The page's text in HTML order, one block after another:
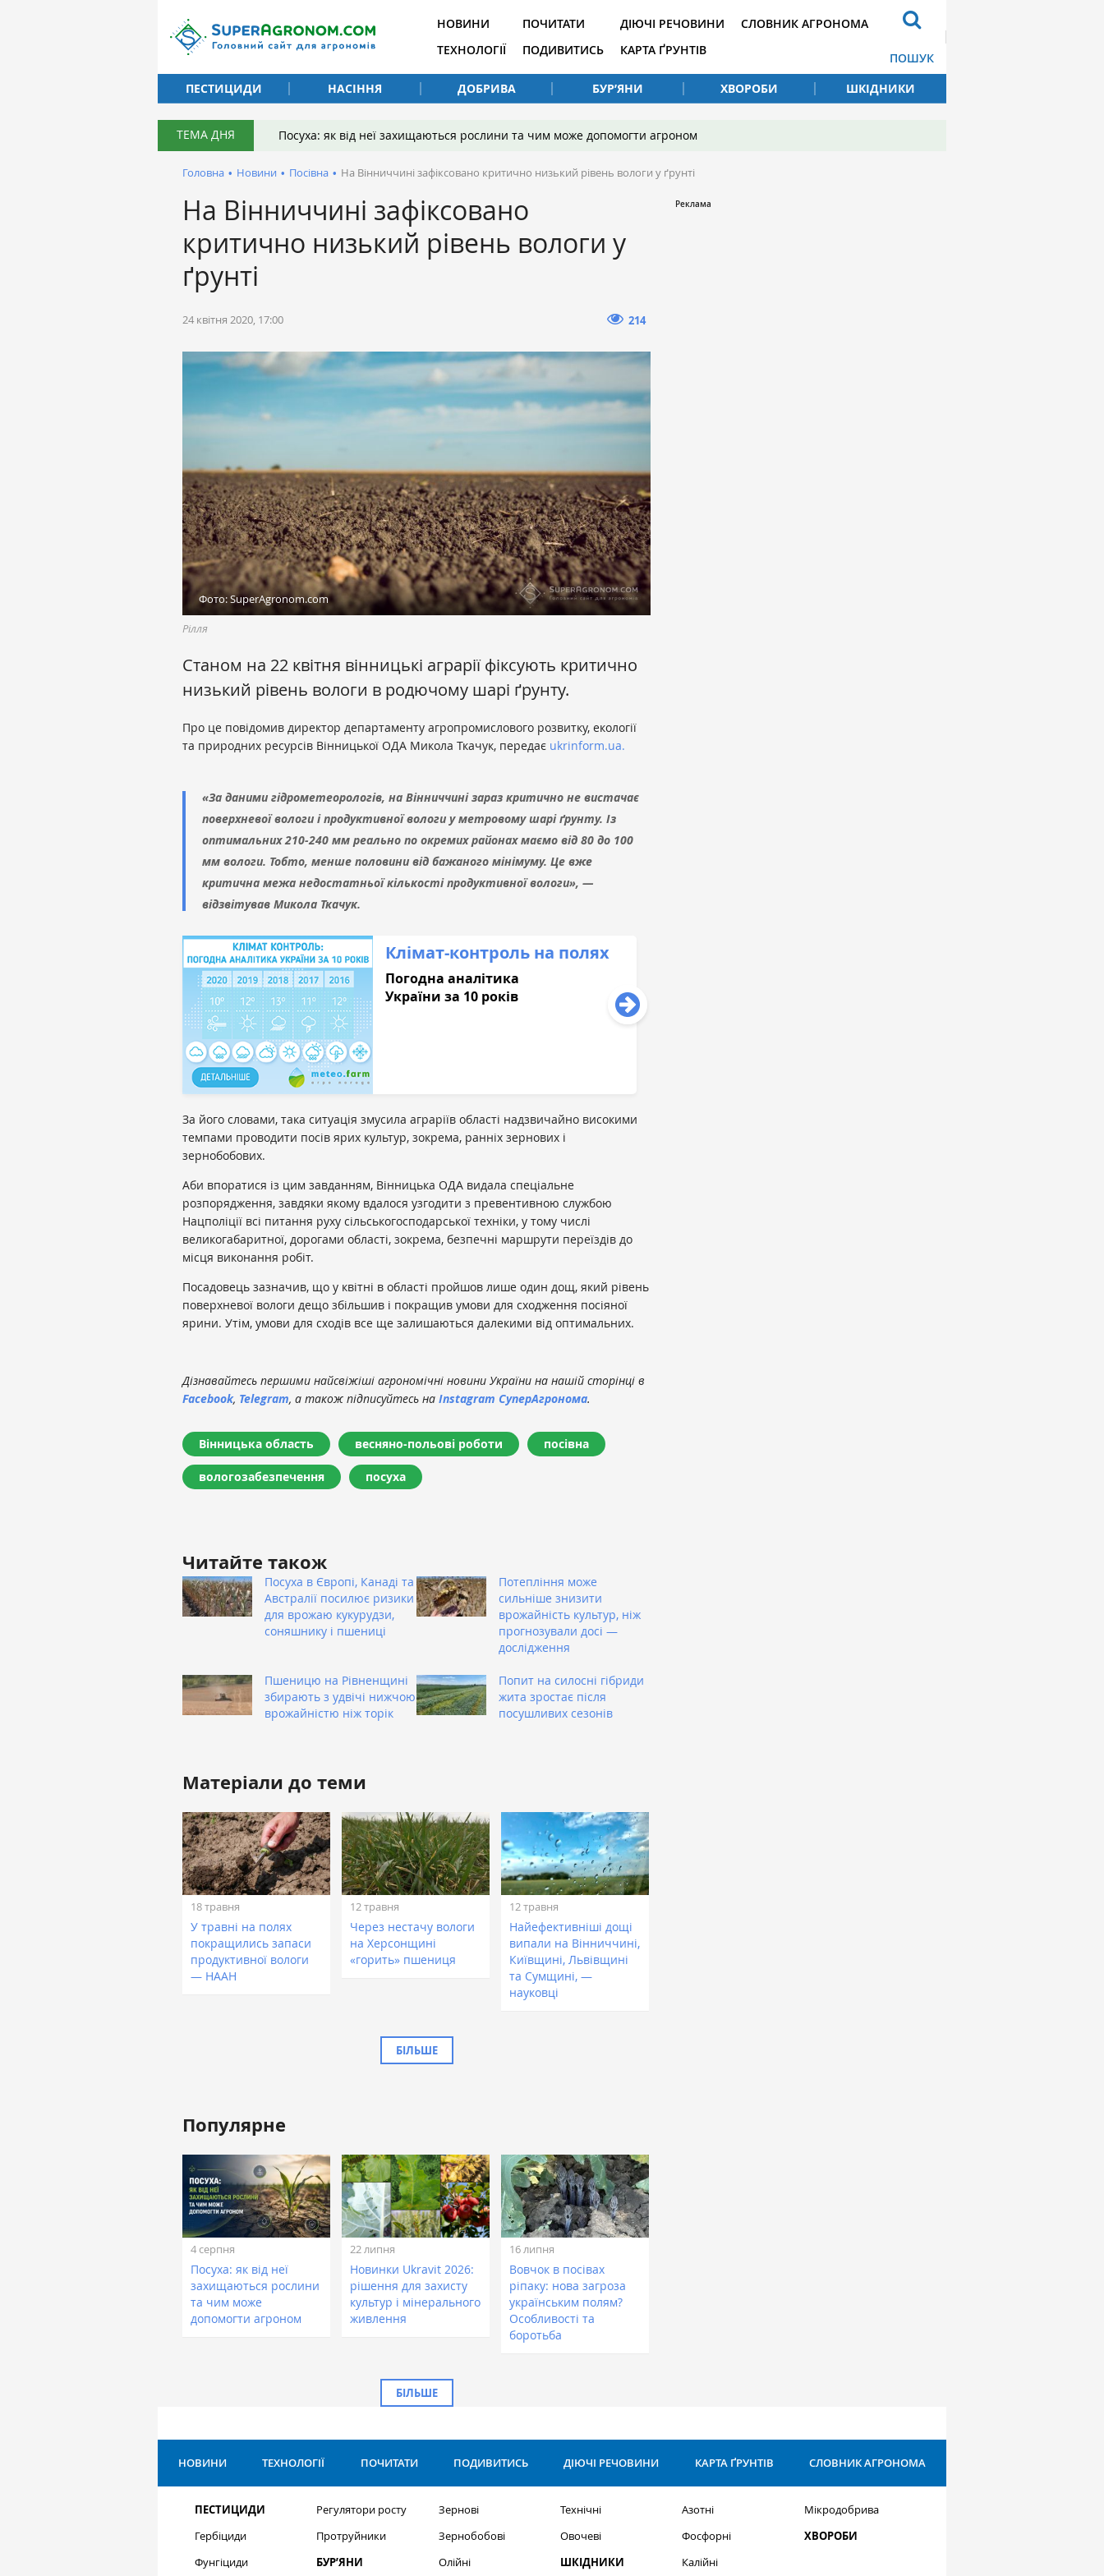
НОВИНИ
ТЕХНОЛОГІЇ
ПОЧИТАТИ
ПОДИВИТИСЬ
ДІЮЧІ РЕЧОВИНИ
КАРТА ҐРУНТІВ
СЛОВНИК АГРОНОМА
ПОШУК
ПЕСТИЦИДИ
НАСІННЯ ДОБРИВА БУР’ЯНИ ХВОРОБИ ШКІДНИКИ
ТЕМА ДНЯ Посуха: як від неї захищаються рослини та чим може допомогти агроном
Головна • Новини • Посівна • На Вінниччині зафіксовано критично низький рівень вологи у ґрунті
На Вінниччині зафіксовано
критично низький рівень вологи у
ґрунті
24 квітня 2020, 17:00 214
Фото: SuperAgronom.com
Рілля
Станом на 22 квітня вінницькі аграрії фіксують критично
низький рівень вологи в родючому шарі ґрунту.
Про це повідомив директор департаменту агропромислового розвитку, екології
та природних ресурсів Вінницької ОДА Микола Ткачук, передає ukrinform.ua.
«За даними гідрометеорологів, на Вінниччині зараз критично не вистачає
поверхневої вологи і продуктивної вологи у метровому шарі ґрунту. Із
оптимальних 210-240 мм реально по окремих районах маємо від 80 до 100
мм вологи. Тобто, менше половини від бажаного мінімуму. Це вже
критична межа недостатньої кількості продуктивної вологи», —
відзвітував Микола Ткачук.
Клімат-контроль на полях
Погодна аналітика
України за 10 років
За його словами, така ситуація змусила аграріїв області надзвичайно високими
темпами проводити посів ярих культур, зокрема, ранніх зернових і
зернобобових.
Аби впоратися із цим завданням, Вінницька ОДА видала спеціальне
розпорядження, завдяки якому вдалося узгодити з превентивною службою
Нацполіції всі питання руху сільськогосподарської техніки, у тому числі
великогабаритної, дорогами області, зокрема, безпечні маршрути переїздів до
місця виконання робіт.
Посадовець зазначив, що у квітні в області пройшов лише один дощ, який рівень
поверхневої вологи дещо збільшив і покращив умови для сходження посіяної
ярини. Утім, умови для сходів все ще залишаються далекими від оптимальних.
Дізнавайтесь першими найсвіжіші агрономічні новини України на нашій сторінці в
Facebook, Telegram, а також підписуйтесь на Instagram СуперАгронома.
Вінницька область весняно-польові роботи посівна
вологозабезпечення посуха
Читайте також
Посуха в Європі, Канаді та
Австралії посилює ризики
для врожаю кукурудзи,
соняшнику і пшениці
Потепління може
сильніше знизити
врожайність культур, ніж
прогнозували досі —
дослідження
Пшеницю на Рівненщині
збирають з удвічі нижчою
врожайністю ніж торік
Попит на силосні гібриди
жита зростає після
посушливих сезонів
Матеріали до теми
18 травня
У травні на полях
покращились запаси
продуктивної вологи
— НААН
12 травня
Через нестачу вологи
на Херсонщині
«горить» пшениця
12 травня
Найефективніші дощі
випали на Вінниччині,
Київщині, Львівщині
та Сумщині, —
науковці
БІЛЬШЕ
Популярне
4 серпня
Посуха: як від неї
захищаються рослини
та чим може
допомогти агроном
22 липня
Новинки Ukravit 2026:
рішення для захисту
культур і мінерального
живлення
16 липня
Вовчок в посівах
ріпаку: нова загроза
українським полям?
Особливості та
боротьба
БІЛЬШЕ
НОВИНИ ТЕХНОЛОГІЇ ПОЧИТАТИ ПОДИВИТИСЬ ДІЮЧІ РЕЧОВИНИ КАРТА ҐРУНТІВ СЛОВНИК АГРОНОМА
ПЕСТИЦИДИ
Гербіциди
Фунгіциди
Регулятори росту
Протруйники
БУР’ЯНИ
Зернові
Зернобобові
Олійні
Технічні
Овочеві
ШКІДНИКИ
Азотні
Фосфорні
Калійні
Мікродобрива
ХВОРОБИ